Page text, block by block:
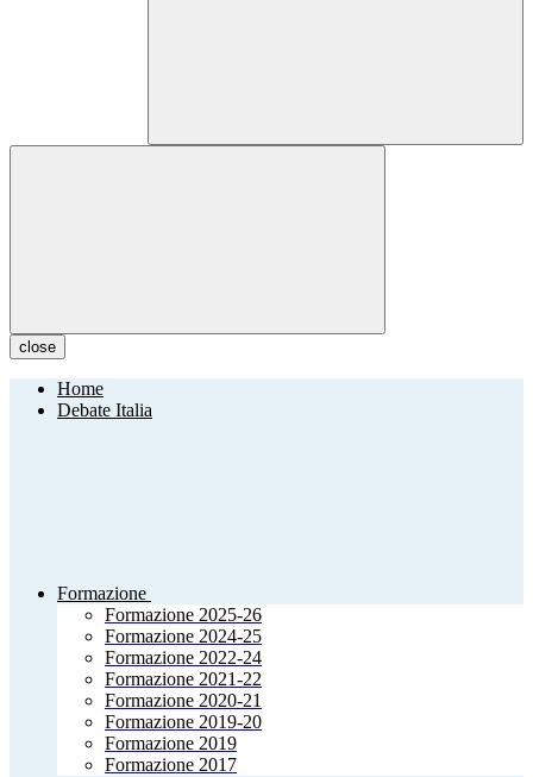
close
Home
Debate Italia
Formazione
Formazione 2025-26
Formazione 2024-25
Formazione 2022-24
Formazione 2021-22
Formazione 2020-21
Formazione 2019-20
Formazione 2019
Formazione 2017